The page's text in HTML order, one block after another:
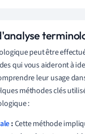
peut être
qui vous aideront à
leur usage
méthodes clés
:
:Cette méthode